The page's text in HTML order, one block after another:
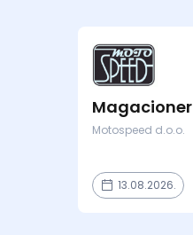
Magacioner
Motospeed d.o.o.
13.08.2026.